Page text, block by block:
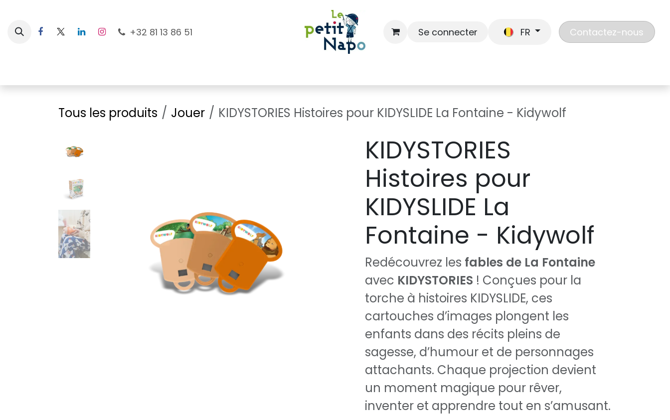
+32 81 13 86 51 Se connecter FR Contactez-nous
Tous les produits Jouer KIDYSTORIES Histoires pour KIDYSLIDE La Fontaine - Kidywolf
KIDYSTORIES
Histoires pour
KIDYSLIDE La
Fontaine - Kidywolf
Redécouvrez les fables de La Fontaine
avec KIDYSTORIES ! Conçues pour la
torche à histoires KIDYSLIDE, ces
cartouches d’images plongent les
enfants dans des récits pleins de
sagesse, d’humour et de personnages
attachants. Chaque projection devient
un moment magique pour rêver,
inventer et apprendre tout en s’amusant.